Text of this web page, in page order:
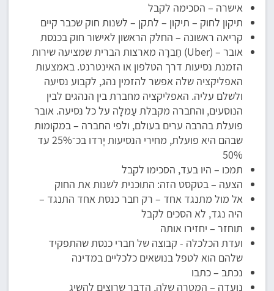
אישרה – הסכימה לקבל
תיקון לחוק – תיקון – לתקן – לשנות חוק שכבר קיים
קריאה ראשונה – החלק הראשון לאישור חוק בכנסת
אובר – (Uber) חֶברָה מארצות הברית שמציעה שירות
הזמנת נסיעות דרך הטלפון או האינטרנט. באמצעות
האפליקציה שלה אפשר להזמין נהג, לקבוע נסיעה
ולשלם עליה. האפליקציה מחברת בין הנהגים לבין
הנוסעים, והחברה מקבלת עַמלָה על כל נסיעה. אובר
פועלת בהרבה ערים בעולם, ולפי החברה – במקומות
שבהם היא פועלת, מחירי הנסיעות יָרדו בכ־25% עד
50%
תמכו – היו בעד, הסכימו לקבל
הצעה – בטקסט הזה: התוכנית לשנות את החוק
אל מול מתנגד אחד – רק חבר כנסת אחד התנגד –
היה נגד, לא הסכים לקבל
תוחזר – יחזירו אותה
ועדת הכלכלה - קבוצה של חברי כנסת שהתפקיד
שלהם הוא לטפל בנושאים כלכליים במדינה
נכתב – כתבו
נועדה – המטרה שלה, הדבר שרוצים להשיג